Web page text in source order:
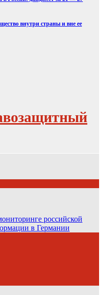
внутри страны и вне ее
российской
в Германии